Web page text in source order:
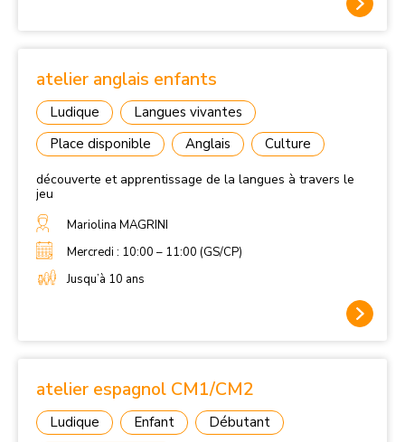
atelier anglais enfants
Ludique
Langues vivantes
Place disponible
Anglais Culture
découverte et apprentissage de la langues à travers le
jeu
Mariolina MAGRINI
Mercredi : 10:00 – 11:00 (GS/CP)
Jusqu’à 10 ans
atelier espagnol CM1/CM2
Ludique Enfant
Débutant